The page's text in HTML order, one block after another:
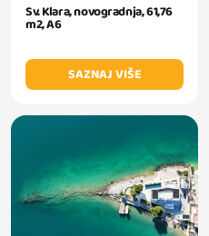
Sv. Klara, novogradnja, 61,76
m2, A6
SAZNAJ VIŠE